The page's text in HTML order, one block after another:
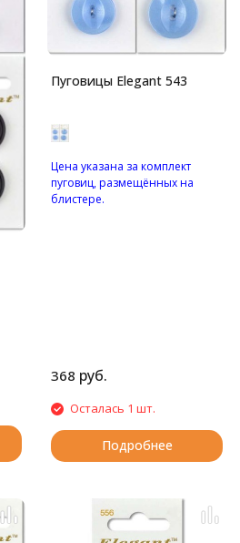
Пуговицы Elegant 543
Цена указана за комплект
пуговиц, размещённых на
блистере.
368 руб.
Осталась 1 шт.
Подробнее